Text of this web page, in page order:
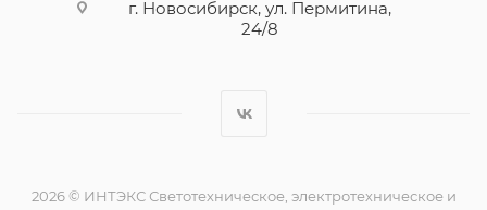
г. Новосибирск, ул. Пермитина,
24/8
2026 © ИНТЭКС Светотехническое, электротехническое и